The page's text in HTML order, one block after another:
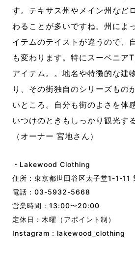
す。テキサス州やメイン州など
わることが多いですね。州によ
イテムのテイストが違うので、
も変わります。特にスーベニア
アイテム。。地名や特徴的な建
り、その街独自のシリーズもの
いところ。自分も街のよさを体
いつけのときもしっかり観光す
（オーナー 宮地さん）
・ Lakewood Clothing
住所：東京都世田谷区太子堂1-1-11
電話：03-5932-5668
営業時間：13:00〜20:00
定休日：木曜（アポイント制）
Instagram： lakewood_clothing